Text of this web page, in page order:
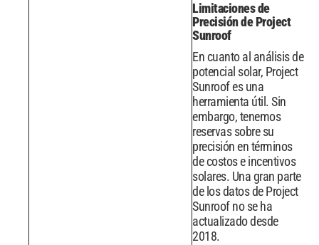
Limitaciones de
Precisión de Project
Sunroof
En cuanto al análisis de
potencial solar, Project
Sunroof es una
herramienta útil. Sin
embargo, tenemos
reservas sobre su
precisión en términos
de costos e incentivos
solares. Una gran parte
de los datos de Project
Sunroof no se ha
actualizado desde
2018.